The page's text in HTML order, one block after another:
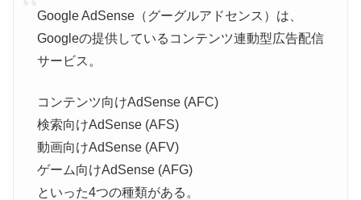
Google AdSense（グーグルアドセンス）は、
Googleの提供しているコンテンツ連動型広告配信
サービス。
コンテンツ向けAdSense (AFC)
検索向けAdSense (AFS)
動画向けAdSense (AFV)
ゲーム向けAdSense (AFG)
といった4つの種類がある。